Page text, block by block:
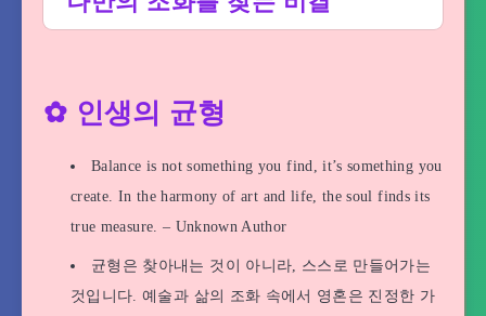
✿ 인생의 균형
Balance is not something you find, it’s something you
create. In the harmony of art and life, the soul finds its
true measure. – Unknown Author
균형은 찾아내는 것이 아니라, 스스로 만들어가는
것입니다. 예술과 삶의 조화 속에서 영혼은 진정한 가